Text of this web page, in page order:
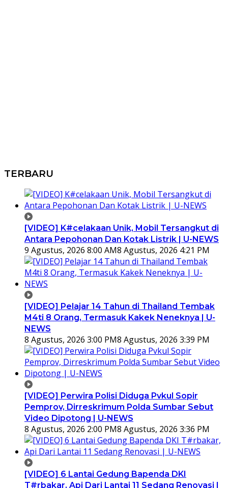
TERBARU
[VIDEO] K#celakaan Unik, Mobil Tersangkut di
Antara Pepohonan Dan Kotak Listrik | U-NEWS
9 Agustus, 2026 8:00 AM8 Agustus, 2026 4:21 PM
[VIDEO] Pelajar 14 Tahun di Thailand Tembak
M4ti 8 Orang, Termasuk Kakek Neneknya | U-
NEWS
8 Agustus, 2026 3:00 PM8 Agustus, 2026 3:39 PM
[VIDEO] Perwira Polisi Diduga Pvkul Sopir
Pemprov, Dirreskrimum Polda Sumbar Sebut
Video Dipotong | U-NEWS
8 Agustus, 2026 2:00 PM8 Agustus, 2026 3:36 PM
[VIDEO] 6 Lantai Gedung Bapenda DKI
T#rbakar, Api Dari Lantai 11 Sedang Renovasi |